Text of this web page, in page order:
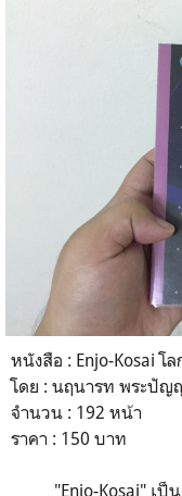
หนังสือ : Enjo-Kosai
โดย : นฤนารท พระปัญ
จำนวน : 192 หน้า
ราคา : 150 บาท
"Enjo-Kosai" เป็น